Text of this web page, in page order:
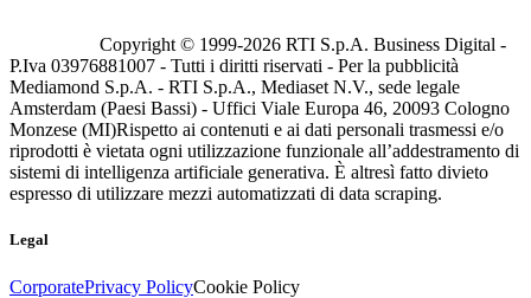
Copyright © 1999-2026 RTI S.p.A. Business Digital -
P.Iva 03976881007 - Tutti i diritti riservati - Per la pubblicità
Mediamond S.p.A. - RTI S.p.A., Mediaset N.V., sede legale
Amsterdam (Paesi Bassi) - Uffici Viale Europa 46, 20093 Cologno
Monzese (MI)Rispetto ai contenuti e ai dati personali trasmessi e/o
riprodotti è vietata ogni utilizzazione funzionale all’addestramento di
sistemi di intelligenza artificiale generativa. È altresì fatto divieto
espresso di utilizzare mezzi automatizzati di data scraping.
Legal
CorporatePrivacy PolicyCookie Policy